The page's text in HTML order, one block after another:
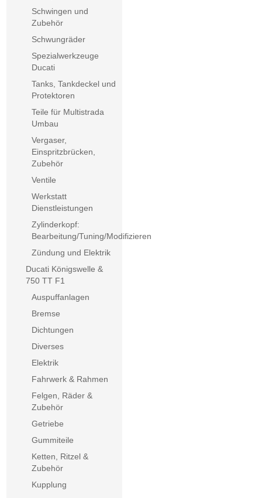
Schwingen und
Zubehör
Schwungräder
Spezialwerkzeuge
Ducati
Tanks, Tankdeckel und
Protektoren
Teile für Multistrada
Umbau
Vergaser,
Einspritzbrücken,
Zubehör
Ventile
Werkstatt
Dienstleistungen
Zylinderkopf:
Bearbeitung/Tuning/Modifizieren
Zündung und Elektrik
Ducati Königswelle &
750 TT F1
Auspuffanlagen
Bremse
Dichtungen
Diverses
Elektrik
Fahrwerk & Rahmen
Felgen, Räder &
Zubehör
Getriebe
Gummiteile
Ketten, Ritzel &
Zubehör
Kupplung